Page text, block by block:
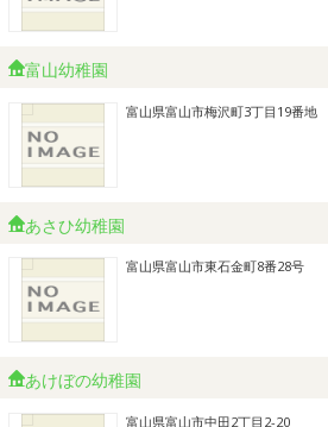
富山幼稚園
富山県富山市梅沢町3丁目19番地
あさひ幼稚園
富山県富山市東石金町8番28号
あけぼの幼稚園
富山県富山市中田2丁目2-20